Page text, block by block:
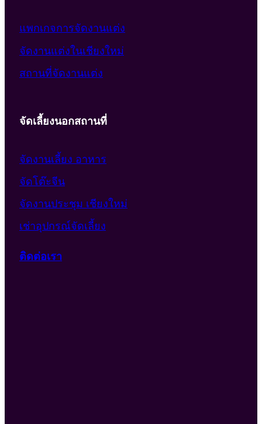
แพกเกจการจัดงานแต่ง
จัดงานแต่งในเชียงใหม่
สถานที่จัดงานแต่ง
จัดเลี้ยงนอกสถานที่
จัดงานเลี้ยง อาหาร
จัดโต๊ะจีน
จัดงานประชุม เชียงใหม่
เช่าอุปกรณ์จัดเลี้ยง
ติดต่อเรา